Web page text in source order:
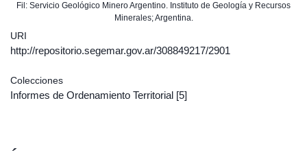
Fil: Servicio Geológico Minero Argentino. Instituto de Geología y Recursos
Minerales; Argentina.
URI
http://repositorio.segemar.gov.ar/308849217/2901
Colecciones
Informes de Ordenamiento Territorial [5]